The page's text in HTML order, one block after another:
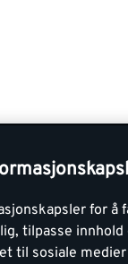
for å
tilpasse
til sosiale medier